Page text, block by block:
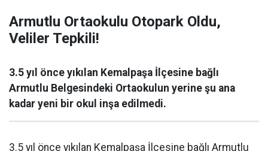
Armutlu Ortaokulu Otopark Oldu,
Veliler Tepkili!
3.5 yıl önce yıkılan Kemalpaşa İlçesine bağlı
Armutlu Belgesindeki Ortaokulun yerine şu ana
kadar yeni bir okul inşa edilmedi.
3.5 yıl önce yıkılan Kemalpaşa İlçesine bağlı Armutlu